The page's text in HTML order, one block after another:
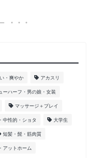
・爽やか アカスリ
ーハーフ・男の娘・女装
マッサージ＋プレイ
中性的・ショタ 大学生
短髪・髭・筋肉質
アットホーム